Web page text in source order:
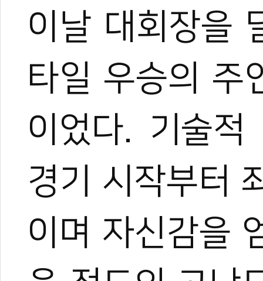
이날 대회장을
타일 우승의 주
이었다. 기술
경기 시작부터
이며 자신감을